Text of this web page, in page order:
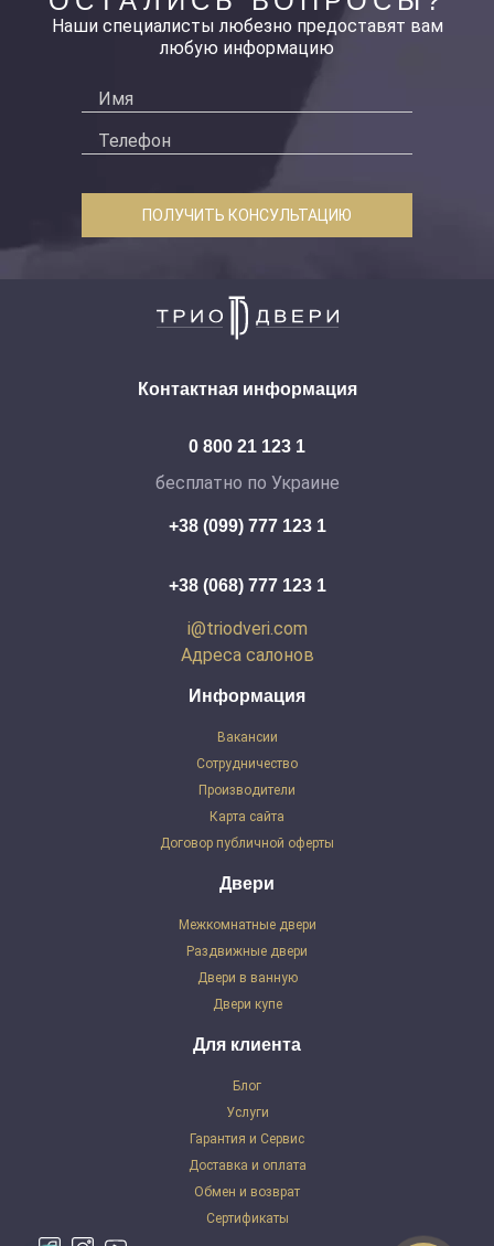
Наши специалисты любезно предоставят вам
любую информацию
ПОЛУЧИТЬ КОНСУЛЬТАЦИЮ
Информация
Вакансии
Сотрудничество
Производители
Карта сайта
Договор публичной оферты
Двери
Межкомнатные двери
Раздвижные двери
Двери в ванную
Двери купе
Для клиента
Блог
Услуги
Гарантия и Сервис
Доставка и оплата
Обмен и возврат
Сертификаты
Контактная информация
0 800 21 123 1
бесплатно по Украине
+38 (099) 777 123 1
+38 (068) 777 123 1
i@triodveri.com
Адреса салонов